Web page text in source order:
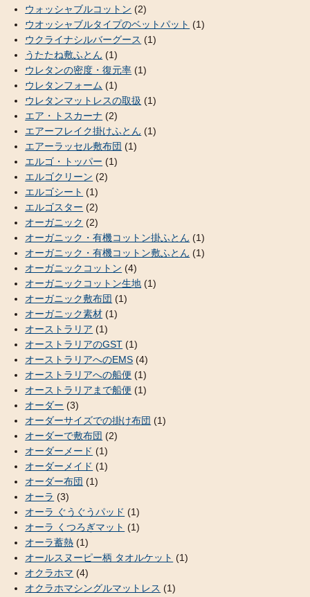
ウォッシャブルコットン (2)
ウオッシャブルタイプのベットパット (1)
ウクライナシルバーグース (1)
うたたね敷ふとん (1)
ウレタンの密度・復元率 (1)
ウレタンフォーム (1)
ウレタンマットレスの取扱 (1)
エア・トスカーナ (2)
エアーフレイク掛けふとん (1)
エアーラッセル敷布団 (1)
エルゴ・トッパー (1)
エルゴクリーン (2)
エルゴシート (1)
エルゴスター (2)
オーガニック (2)
オーガニック・有機コットン掛ふとん (1)
オーガニック・有機コットン敷ふとん (1)
オーガニックコットン (4)
オーガニックコットン生地 (1)
オーガニック敷布団 (1)
オーガニック素材 (1)
オーストラリア (1)
オーストラリアのGST (1)
オーストラリアへのEMS (4)
オーストラリアへの船便 (1)
オーストラリアまで船便 (1)
オーダー (3)
オーダーサイズでの掛け布団 (1)
オーダーで敷布団 (2)
オーダーメード (1)
オーダーメイド (1)
オーダー布団 (1)
オーラ (3)
オーラ ぐうぐうパッド (1)
オーラ くつろぎマット (1)
オーラ蓄熱 (1)
オールスヌーピー柄 タオルケット (1)
オクラホマ (4)
オクラホマシングルマットレス (1)